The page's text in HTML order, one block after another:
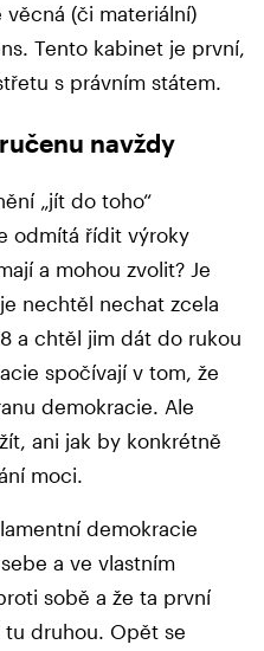
věcná (či materiální)
Tento kabinet je první,
s právním státem.
navždy
„jít do toho“
odmítá řídit výroky
a mohou zvolit? Je
nechtěl nechat zcela
a chtěl jim dát do rukou
spočívají v tom, že
demokracie. Ale
ani jak by konkrétně
moci.
demokracie
a ve vlastním
sobě a že ta první
druhou. Opět se